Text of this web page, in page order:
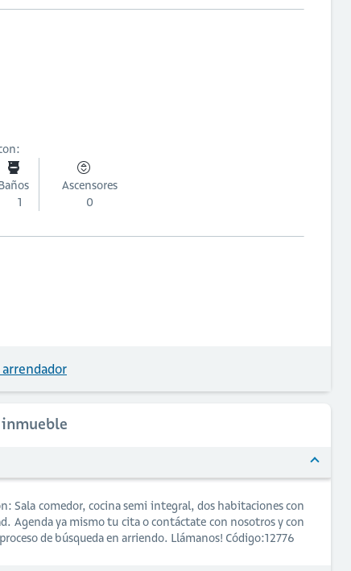
1
Ascensores
0
Sala comedor, cocina semi integral, dos habitaciones con
Agenda ya mismo tu cita o contáctate con nosotros y con
de búsqueda en arriendo. Llámanos! Código:12776